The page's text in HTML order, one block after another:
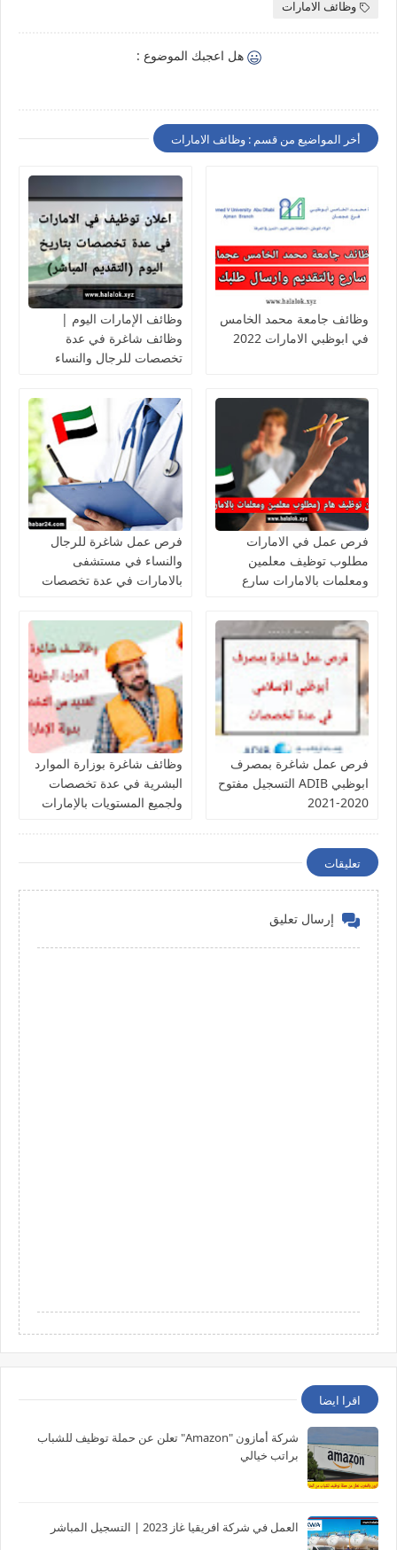
وظائف الامارات
هل اعجبك الموضوع :
أخر المواضيع من قسم : وظائف الامارات
وظائف جامعة محمد الخامس
في ابوظبي الامارات 2022
وظائف الإمارات اليوم |
وظائف شاغرة في عدة
تخصصات للرجال والنساء
فرص عمل في الامارات
مطلوب توظيف معلمين
ومعلمات بالامارات سارع
فرص عمل شاغرة للرجال
والنساء في مستشفى
بالامارات في عدة تخصصات
فرص عمل شاغرة بمصرف
ابوظبي ADIB التسجيل مفتوح
2020-2021
وظائف شاغرة بوزارة الموارد
البشرية في عدة تخصصات
ولجميع المستويات بالإمارات
تعليقات
إرسال تعليق
اقرا ايضا
شركة أمازون "Amazon" تعلن عن حملة توظيف للشباب
براتب خيالي
العمل في شركة افريقيا غاز 2023 | التسجيل المباشر